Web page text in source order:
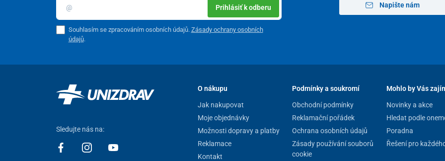
Napište nám
Prihlásiť k odberu
Souhlasím se zpracováním osobních údajů. Zásady ochrany osobních
údajů.
Sledujte nás na:
O nákupu
Jak nakupovat
Moje objednávky
Možnosti dopravy a platby
Reklamace
Kontakt
Podmínky a soukromí
Obchodní podmínky
Reklamační pořádek
Ochrana osobních údajů
Zásady používání souborů
cookie
Mohlo by Vás
Novinky a akce
Hledat podle
Poradna
Řešení pro